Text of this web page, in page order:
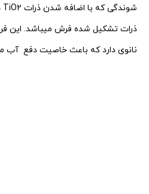
شوندگی که با اضافه شدن ذرات TiO2
ذرات تشکیل شده فرش میباشد. این
نانوی دارد که باعث خاصیت دفع آب